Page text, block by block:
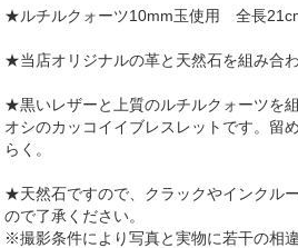
★ルチルクォーツ10mm玉使用 全長
★当店オリジナルの革と天然石を組み合
★黒いレザーと上質のルチルクォーツを
オシのカッコイイブレスレットです。留
らく。
★天然石ですので、クラックやインクル
ので了承ください。
※撮影条件により写真と実物に若干の相